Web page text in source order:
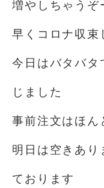
増やしちゃうぞ
早くコロナ収束
今日はバタバタ
じました
事前注文はほん
明日は空きあり
ております